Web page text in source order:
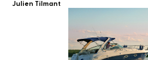
Julien Tilmant